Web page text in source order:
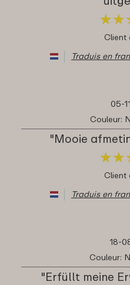
★★
★★
Client
Traduis en
05-
Couleur:
"Mooie
★★
★★
Client
Traduis en
18-
Couleur:
"Erfüllt meine